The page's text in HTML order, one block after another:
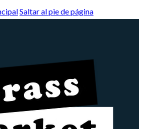
Saltar al pie de página